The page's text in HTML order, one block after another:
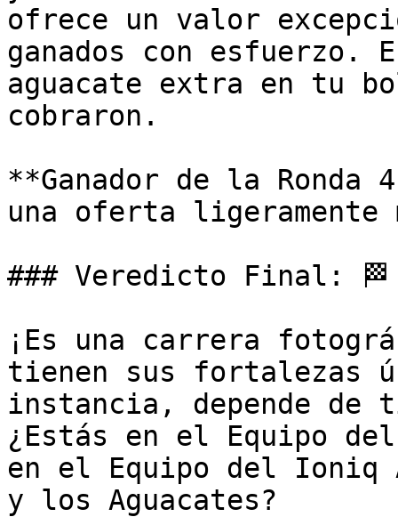
ofrece un valor
ganados con esfuerzo.
aguacate extra en tu
cobraron.
**Ganador de la
una oferta ligeramente
### Veredicto Final: 🏁
¡Es una carrera
tienen sus fortalezas
instancia, depende
¿Estás en el Equipo
en el Equipo del Ioniq
y los Aguacates?